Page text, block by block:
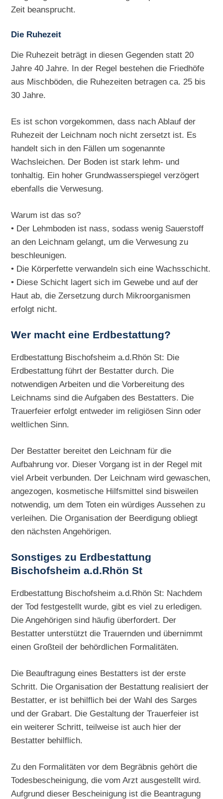
Zeit beansprucht.
Die Ruhezeit
Die Ruhezeit beträgt in diesen Gegenden statt 20
Jahre 40 Jahre. In der Regel bestehen die Friedhöfe
aus Mischböden, die Ruhezeiten betragen ca. 25 bis
30 Jahre.
Es ist schon vorgekommen, dass nach Ablauf der
Ruhezeit der Leichnam noch nicht zersetzt ist. Es
handelt sich in den Fällen um sogenannte
Wachsleichen. Der Boden ist stark lehm- und
tonhaltig. Ein hoher Grundwasserspiegel verzögert
ebenfalls die Verwesung.
Warum ist das so?
• Der Lehmboden ist nass, sodass wenig Sauerstoff
an den Leichnam gelangt, um die Verwesung zu
beschleunigen.
• Die Körperfette verwandeln sich eine Wachsschicht.
• Diese Schicht lagert sich im Gewebe und auf der
Haut ab, die Zersetzung durch Mikroorganismen
erfolgt nicht.
Wer macht eine Erdbestattung?
Erdbestattung Bischofsheim a.d.Rhön St: Die
Erdbestattung führt der Bestatter durch. Die
notwendigen Arbeiten und die Vorbereitung des
Leichnams sind die Aufgaben des Bestatters. Die
Trauerfeier erfolgt entweder im religiösen Sinn oder
weltlichen Sinn.
Der Bestatter bereitet den Leichnam für die
Aufbahrung vor. Dieser Vorgang ist in der Regel mit
viel Arbeit verbunden. Der Leichnam wird gewaschen,
angezogen, kosmetische Hilfsmittel sind bisweilen
notwendig, um dem Toten ein würdiges Aussehen zu
verleihen. Die Organisation der Beerdigung obliegt
den nächsten Angehörigen.
Sonstiges zu Erdbestattung
Bischofsheim a.d.Rhön St
Erdbestattung Bischofsheim a.d.Rhön St: Nachdem
der Tod festgestellt wurde, gibt es viel zu erledigen.
Die Angehörigen sind häufig überfordert. Der
Bestatter unterstützt die Trauernden und übernimmt
einen Großteil der behördlichen Formalitäten.
Die Beauftragung eines Bestatters ist der erste
Schritt. Die Organisation der Bestattung realisiert der
Bestatter, er ist behilflich bei der Wahl des Sarges
und der Grabart. Die Gestaltung der Trauerfeier ist
ein weiterer Schritt, teilweise ist auch hier der
Bestatter behilflich.
Zu den Formalitäten vor dem Begräbnis gehört die
Todesbescheinigung, die vom Arzt ausgestellt wird.
Aufgrund dieser Bescheinigung ist die Beantragung